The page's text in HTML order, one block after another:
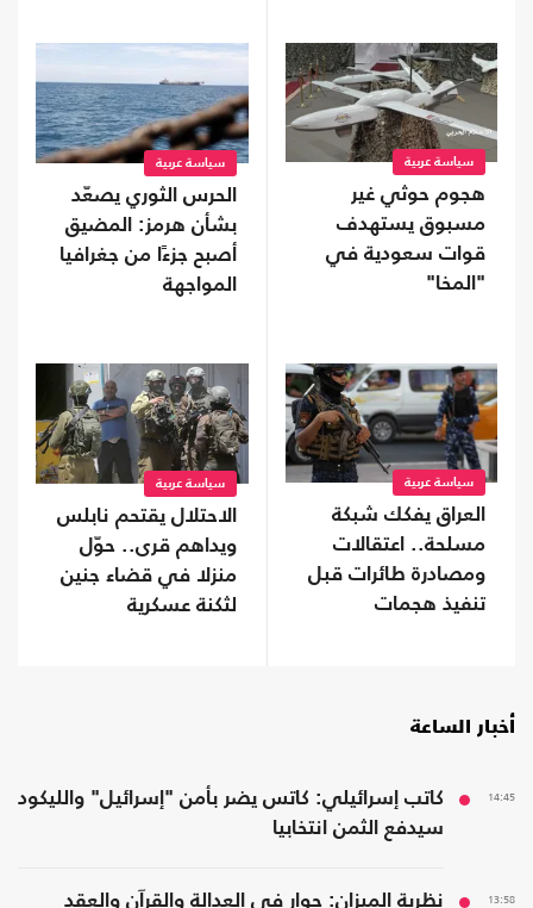
سياسة عربية
هجوم حوثي غير
مسبوق يستهدف
قوات سعودية في
"المخا"
سياسة عربية
الحرس الثوري يصعّد
بشأن هرمز: المضيق
أصبح جزءًا من جغرافيا
المواجهة
سياسة عربية
العراق يفكك شبكة
مسلحة.. اعتقالات
ومصادرة طائرات قبل
تنفيذ هجمات
سياسة عربية
الاحتلال يقتحم نابلس
ويداهم قرى.. حوّل
منزلا في قضاء جنين
لثكنة عسكرية
أخبار الساعة
14:45
كاتب إسرائيلي: كاتس يضر بأمن "إسرائيل" والليكود
سيدفع الثمن انتخابيا
13:58
نظرية الميزان: حوار في العدالة والقرآن والعقد